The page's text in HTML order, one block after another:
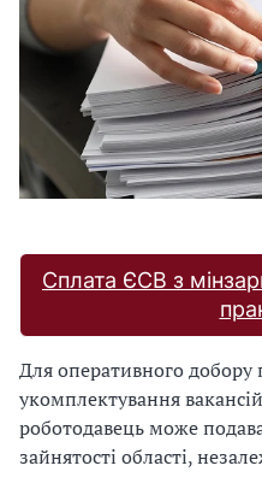
Сплата ЄСВ з
Для оперативного добору
укомплектування вакансій
роботодавець може
зайнятості області,